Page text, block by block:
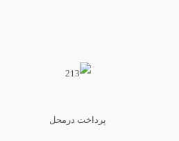
پرداخت درمحل